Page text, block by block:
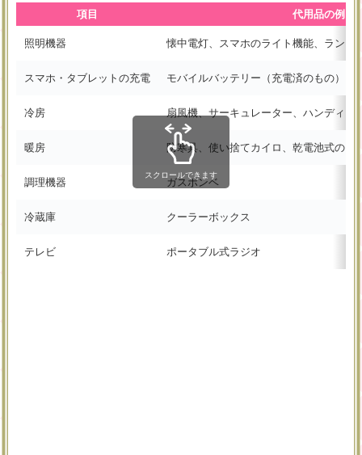
項目 代用品の例
照明機器 懐中電灯、スマホのライト機能、ランタ
スマホ・タブレットの充電 モバイルバッテリー（充電済のもの）
冷房 扇風機、サーキュレーター、ハンディー
暖房 防寒具、使い捨てカイロ、乾電池式のス
調理機器 ガスボンベ
冷蔵庫 クーラーボックス
テレビ ポータブル式ラジオ
スクロールできます